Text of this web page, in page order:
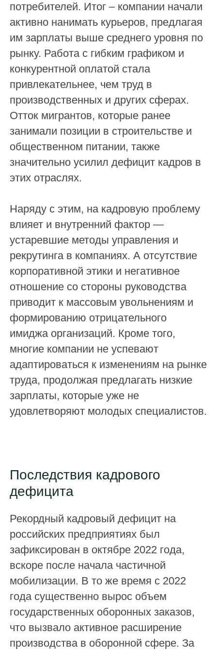
потребителей. Итог – компании начали
активно нанимать курьеров, предлагая
им зарплаты выше среднего уровня по
рынку. Работа с гибким графиком и
конкурентной оплатой стала
привлекательнее, чем труд в
производственных и других сферах.
Отток мигрантов, которые ранее
занимали позиции в строительстве и
общественном питании, также
значительно усилил дефицит кадров в
этих отраслях.
Наряду с этим, на кадровую проблему
влияет и внутренний фактор —
устаревшие методы управления и
рекрутинга в компаниях. А отсутствие
корпоративной этики и негативное
отношение со стороны руководства
приводит к массовым увольнениям и
формированию отрицательного
имиджа организаций. Кроме того,
многие компании не успевают
адаптироваться к изменениям на рынке
труда, продолжая предлагать низкие
зарплаты, которые уже не
удовлетворяют молодых специалистов.
Последствия кадрового
дефицита
Рекордный кадровый дефицит на
российских предприятиях был
зафиксирован в октябре 2022 года,
вскоре после начала частичной
мобилизации. В то же время с 2022
года существенно вырос объем
государственных оборонных заказов,
что вызвало активное расширение
производства в оборонной сфере. За